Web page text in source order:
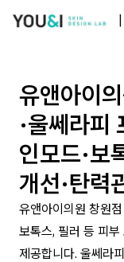
유앤아이
·울쎄라피
인모드·보
개선·탄력
유앤아이의원 창원
보톡스, 필러 등 피
제공합니다. 울쎄라